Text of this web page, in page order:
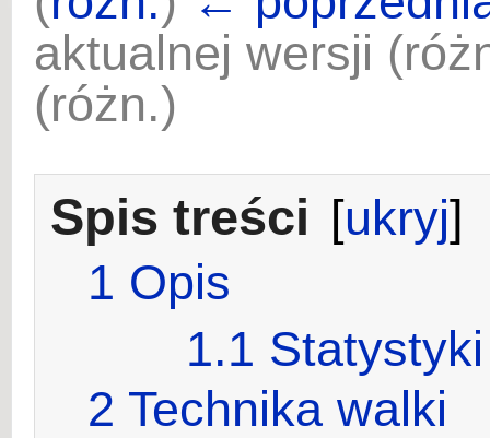
aktualnej wersji
(różn.)
Spis treści [ukryj]
1 Opis
1.1 Statystyki
2 Technika walki